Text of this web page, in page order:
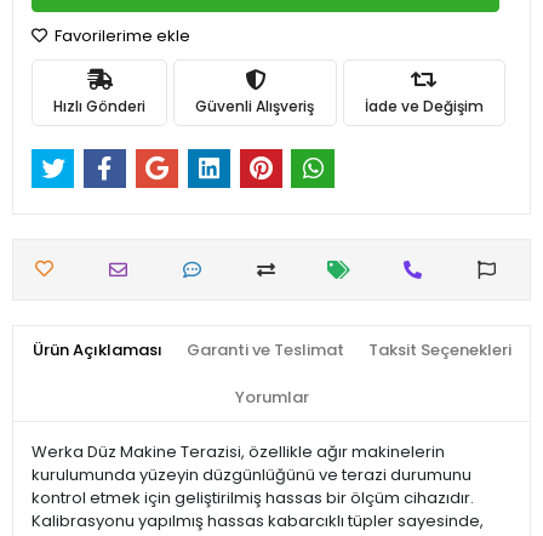
Favorilerime ekle
Hızlı Gönderi Güvenli Alışveriş İade ve Değişim
Ürün Açıklaması Garanti ve Teslimat Taksit Seçenekleri
Yorumlar
Werka Düz Makine Terazisi, özellikle ağır makinelerin
kurulumunda yüzeyin düzgünlüğünü ve terazi durumunu
kontrol etmek için geliştirilmiş hassas bir ölçüm cihazıdır.
Kalibrasyonu yapılmış hassas kabarcıklı tüpler sayesinde,